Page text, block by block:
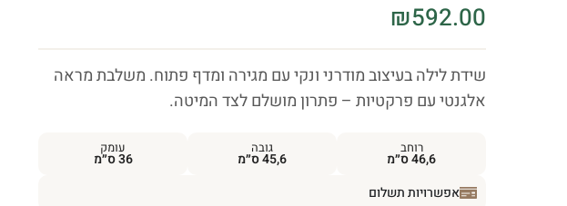
₪592.00
שידת לילה בעיצוב מודרני ונקי עם מגירה ומדף פתוח. משלבת מראה
אלגנטי עם פרקטיות – פתרון מושלם לצד המיטה.
רוחב
46,6 ס״מ
גובה
45,6 ס״מ
עומק
36 ס״מ
אפשרויות תשלום